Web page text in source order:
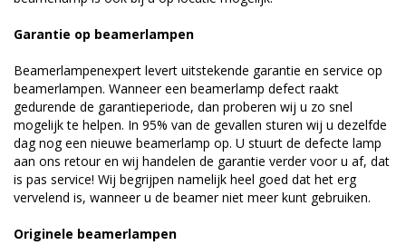
Garantie op beamerlampen
Beamerlampenexpert levert uitstekende garantie en service op
beamerlampen. Wanneer een beamerlamp defect raakt
gedurende de garantieperiode, dan proberen wij u zo snel
mogelijk te helpen. In 95% van de gevallen sturen wij u dezelfde
dag nog een nieuwe beamerlamp op. U stuurt de defecte lamp
aan ons retour en wij handelen de garantie verder voor u af, dat
is pas service! Wij begrijpen namelijk heel goed dat het erg
vervelend is, wanneer u de beamer niet meer kunt gebruiken.
Originele beamerlampen